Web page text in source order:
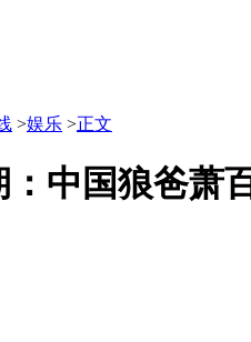
>娱乐 >正文
中国狼爸萧